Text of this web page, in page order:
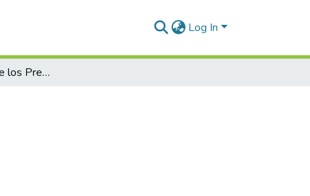
Log In
2007 - Entrega de los Premios ISALUD